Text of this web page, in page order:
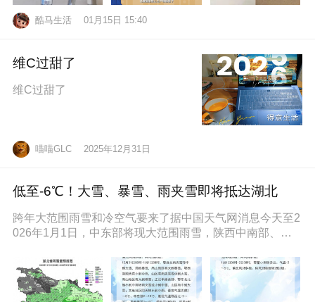
酷马生活 01月15日 15:40
维C过甜了
维C过甜了
喵喵GLC 2025年12月31日
低至-6℃！大雪、暴雪、雨夹雪即将抵达湖北
跨年大范围雨雪和冷空气要来了据中国天气网消息今天至2
026年1月1日，中东部将现大范围雨雪，陕西中南部、山